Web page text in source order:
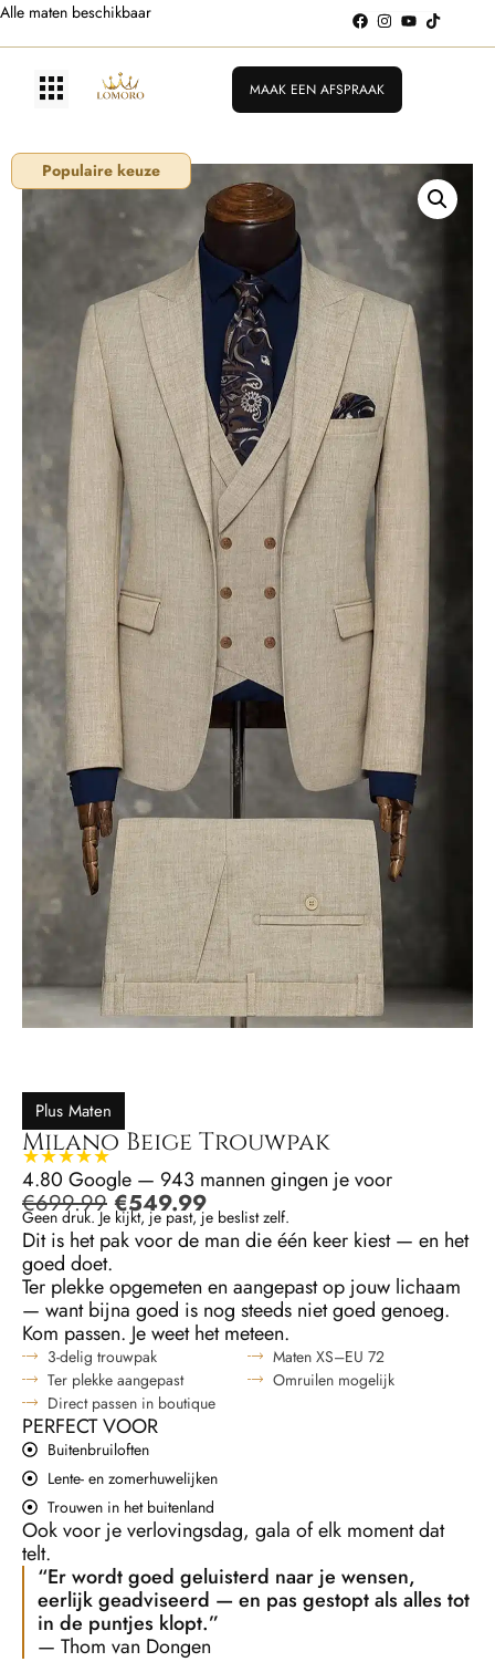
Alle maten beschikbaar
MAAK EEN AFSPRAAK
Populaire keuze
Plus Maten
Milano Beige Trouwpak
★★★★★
4.80 Google — 943 mannen gingen je voor
€699.99 €549.99
Geen druk. Je kijkt, je past, je beslist zelf.
Dit is het pak voor de man die één keer kiest — en het
goed doet.
Ter plekke opgemeten en aangepast op jouw lichaam
— want bijna goed is nog steeds niet goed genoeg.
Kom passen. Je weet het meteen.
3-delig trouwpak
Ter plekke aangepast
Direct passen in boutique
Maten XS–EU 72
Omruilen mogelijk
PERFECT VOOR
Buitenbruiloften
Lente- en zomerhuwelijken
Trouwen in het buitenland
Ook voor je verlovingsdag, gala of elk moment dat
telt.
“Er wordt goed geluisterd naar je wensen,
eerlijk geadviseerd — en pas gestopt als alles tot
in de puntjes klopt.”
— Thom van Dongen